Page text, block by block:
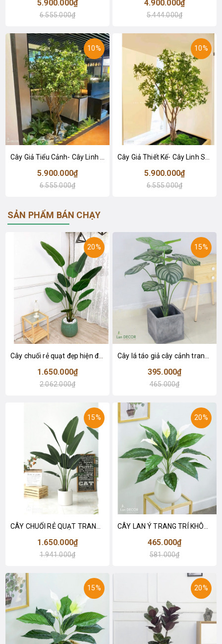
5.900.000₫
6.555.000₫
4.900.000₫
5.444.000₫
10%
5.900.000₫
6.555.000₫
10%
5.900.000₫
6.555.000₫
SẢN PHẨM BÁN CHẠY
20%
Cây chuối rẻ quạt đẹp hiện đại trang trí 1m8 - LC3019 (Gồm 12 lá)
1.650.000₫
2.062.000₫
15%
395.000₫
465.000₫
15%
1.650.000₫
1.941.000₫
20%
465.000₫
581.000₫
15% 20%